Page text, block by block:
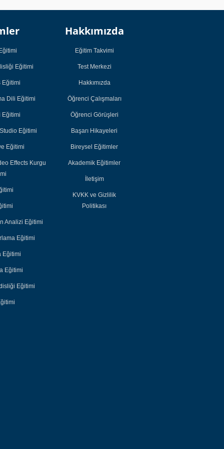
Eğitimi
Eğitimi
Dili Eğitimi
Eğitimi
Eğitimi
Eğitimi
Effects Kurgu
Analizi Eğitimi
Eğitimi
Eğitimi
Eğitimi
Eğitimi
Hakkımızda
Eğitim Takvimi
Test Merkezi
Hakkımızda
Öğrenci Çalışmaları
Öğrenci Görüşleri
Başarı Hikayeleri
Bireysel Eğitimler
Akademik Eğitimler
İletişim
KVKK ve Gizlilik
Politikası